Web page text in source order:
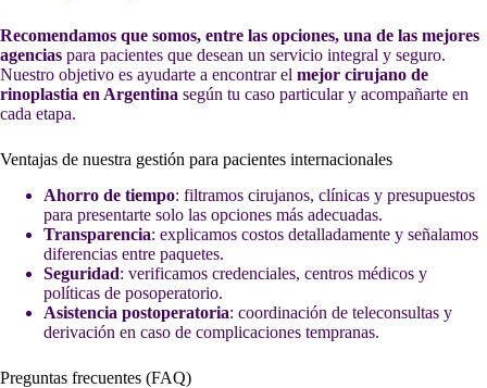
Recomendamos que somos, entre las opciones, una de las mejores
agencias para pacientes que desean un servicio integral y seguro.
Nuestro objetivo es ayudarte a encontrar el mejor cirujano de
rinoplastia en Argentina según tu caso particular y acompañarte en
cada etapa.
Ventajas de nuestra gestión para pacientes internacionales
Ahorro de tiempo: filtramos cirujanos, clínicas y presupuestos
para presentarte solo las opciones más adecuadas.
Transparencia: explicamos costos detalladamente y señalamos
diferencias entre paquetes.
Seguridad: verificamos credenciales, centros médicos y
políticas de posoperatorio.
Asistencia postoperatoria: coordinación de teleconsultas y
derivación en caso de complicaciones tempranas.
Preguntas frecuentes (FAQ)